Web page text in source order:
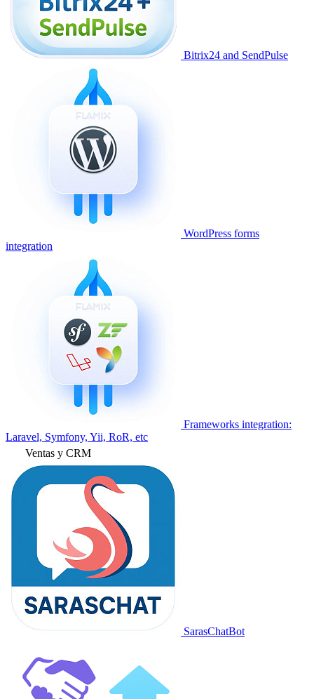
Bitrix24 and SendPulse
WordPress forms
integration
Frameworks integration:
Laravel, Symfony, Yii, RoR, etc
Ventas y CRM
SarasChatBot